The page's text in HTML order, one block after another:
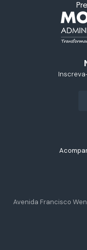
Avenida Francisco